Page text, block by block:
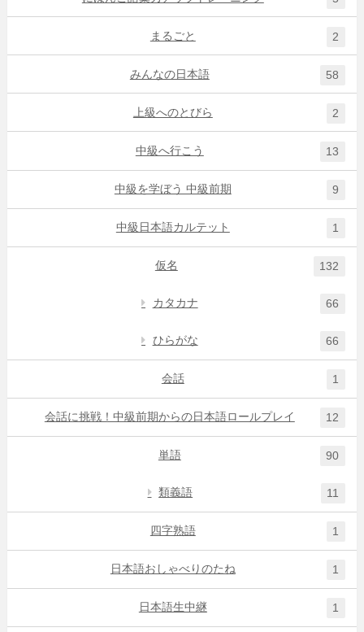
まるごと 2
みんなの日本語 58
上級へのとびら 2
中級へ行こう 13
中級を学ぼう 中級前期 9
中級日本語カルテット 1
仮名 132
カタカナ 66
ひらがな 66
会話 1
会話に挑戦！中級前期からの日本語ロールプレイ 12
単語 90
類義語 11
四字熟語 1
日本語おしゃべりのたね 1
日本語生中継 1